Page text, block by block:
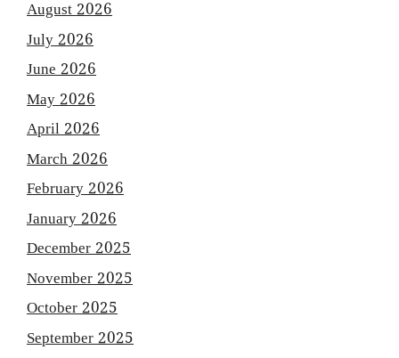
August 2026
July 2026
June 2026
May 2026
April 2026
March 2026
February 2026
January 2026
December 2025
November 2025
October 2025
September 2025